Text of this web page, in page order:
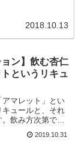
2018.10.13
ョン】飲む杏仁
というリキュ
マレット」とい
キュールと、それ
飲み方次第でさ
きる優れたもので
2019.10.31